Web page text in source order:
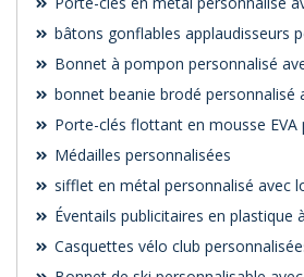
bâtons gonflables applaudisseurs
Bonnet à pompon personnalisé
bonnet beanie brodé personnalisé
Porte-clés flottant en mousse EVA
Médailles personnalisées
sifflet en métal personnalisé avec
Éventails publicitaires en plastique
Casquettes vélo club